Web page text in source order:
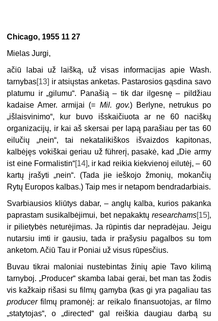
Chicago, 1955 11 27
Mielas Jurgi,
ačiū labai už laišką, už visas informacijas apie Wash.
tarnybas[13] ir atsiųstas anketas. Pastarosios gąsdina savo
platumu ir „gilumu“. Panašią – tik dar ilgesnę – pildžiau
kadaise Amer. armijai (= Mil. gov.) Berlyne, netrukus po
„išlaisvinimo“, kur buvo išskaičiuota ar ne 60 naciškų
organizacijų, ir kai aš skersai per lapą parašiau per tas 60
eilučių „nein“, tai nekatalikiškos išvaizdos kapitonas,
kalbėjęs vokiškai geriau už führerį, pasakė, kad „Die army
ist eine Formalistin“[14], ir kad reikia kiekvienoj eilutėj, – 60
kartų įrašyti „nein“. (Tada jie ieškojo žmonių, mokančių
Rytų Europos kalbas.) Taip mes ir netapom bendradarbiais.
Svarbiausios kliūtys dabar, – anglų kalba, kurios pakanka
paprastam susikalbėjimui, bet nepakaktų researchams[15],
ir pilietybės neturėjimas. Ja rūpintis dar nepradėjau. Jeigu
nutarsiu imti ir gausiu, tada ir prašysiu pagalbos su tom
anketom. Ačiū Tau ir Poniai už visus rūpesčius.
Buvau tikrai maloniai nustebintas žinių apie Tavo kilimą
tarnyboj. „Producer“ skamba labai gerai, bet man tas žodis
vis kažkaip rišasi su filmų gamyba (kas gi yra pagaliau tas
producerfilmų pramonėj: ar reikalo finansuotojas, ar filmo
„statytojas“, o „directed“ gal reiškia daugiau darbą su